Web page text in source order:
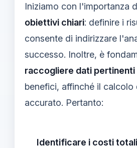
Iniziamo con l'importanza
obiettivi chiari: definire i
consente di indirizzare
successo. Inoltre, è
raccogliere dati pertinenti
benefici, affinché il calcolo
accurato. Pertanto:
Identificare i costi totali